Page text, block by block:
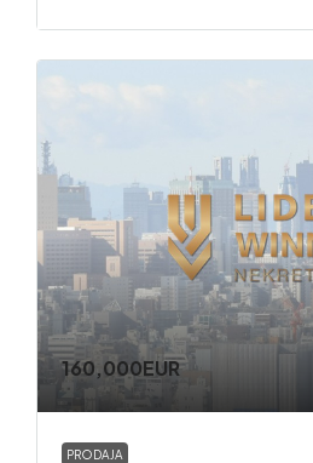
160,000EUR
PRODAJA